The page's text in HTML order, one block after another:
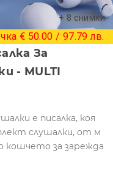
+ 8 снимки
€ 50.00 / 97.79 лв.
За
- MULTI
е писалка, коя
слушалки, от м
кошчето за зарежда